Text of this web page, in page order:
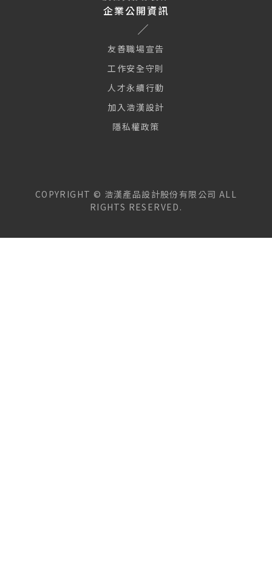
企業公開資訊
友善職場宣告
工作安全守則
人才永續行動
加入浩漢設計
隱私權政策
COPYRIGHT © 浩漢產品設計股份有限公司 ALL
RIGHTS RESERVED.